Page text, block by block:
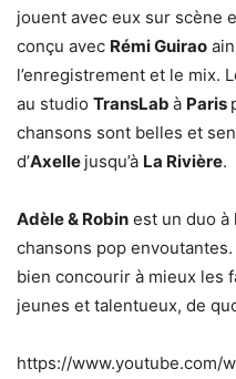
jouent avec eux sur scène
conçu avec Rémi Guirao
l’enregistrement et le mix.
au studio TransLab à Paris
chansons sont belles et
d’Axelle jusqu’à La Rivière.
Adèle & Robin est un duo à
chansons pop
bien concourir à mieux les
jeunes et talentueux, de
https://www.youtube.com/